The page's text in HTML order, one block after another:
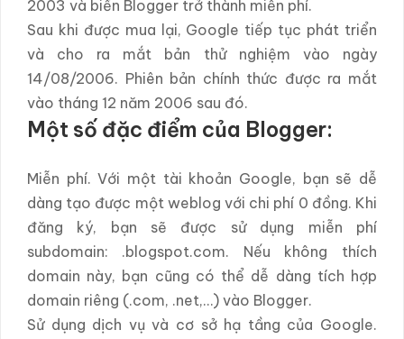
2003 và biến Blogger trở thành miễn phí.
Sau khi được mua lại, Google tiếp tục phát triển
và cho ra mắt bản thử nghiệm vào ngày
14/08/2006. Phiên bản chính thức được ra mắt
vào tháng 12 năm 2006 sau đó.
Một số đặc điểm của Blogger:
Miễn phí. Với một tài khoản Google, bạn sẽ dễ
dàng tạo được một weblog với chi phí 0 đồng. Khi
đăng ký, bạn sẽ được sử dụng miễn phí
subdomain: .blogspot.com. Nếu không thích
domain này, bạn cũng có thể dễ dàng tích hợp
domain riêng (.com, .net,…) vào Blogger.
Sử dụng dịch vụ và cơ sở hạ tầng của Google.